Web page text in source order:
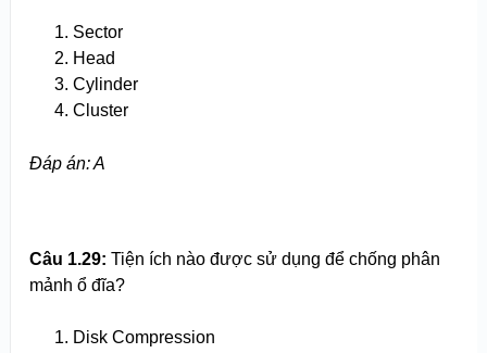
Sector
Head
Cylinder
Cluster
Đáp án: A
Câu 1.29: Tiện ích nào được sử dụng để chống phân
mảnh ổ đĩa?
Disk Compression